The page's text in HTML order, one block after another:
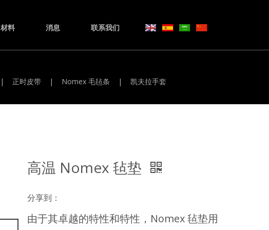
材料 消息 联系我们
| 正时皮带 | Nomex 毛毡条 | 凯夫拉手套
高温 Nomex 毡垫
分享到：
由于其卓越的特性和特性，Nomex 毡垫用